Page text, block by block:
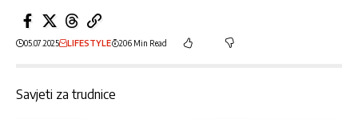
05.07.2025 LIFESTYLE 206 Min Read
Savjeti za trudnice